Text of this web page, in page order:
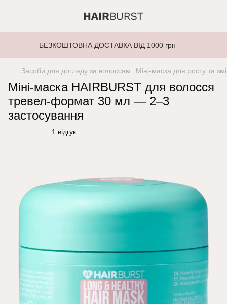
БЕЗКОШТОВНА ДОСТАВКА ВІД 1000 грн
Засоби для догляду за волоссям Міні-маска для росту та
Міні-маска HAIRBURST для волосся
тревел-формат 30 мл — 2–3
застосування
1 відгук